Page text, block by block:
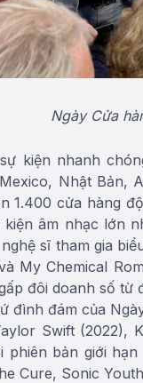
Ngày Cửa
kiện nhanh
Nhật Bản,
1.400 cửa hàng
âm nhạc lớn
sĩ tham gia
My Chemical
đôi doanh số từ
đình đám của
Swift (2022),
phiên bản giới
Cure, Sonic